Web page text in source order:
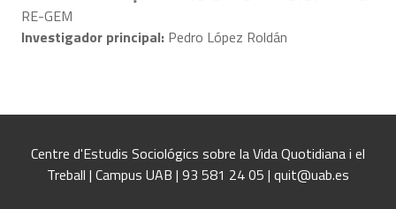
RE-GEM
Investigador principal: Pedro López Roldán
Centre d'Estudis Sociológics sobre la Vida Quotidiana i el
Treball | Campus UAB | 93 581 24 05 | quit@uab.es